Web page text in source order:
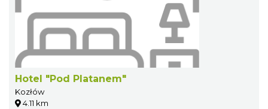
Hotel "Pod Platanem"
Kozłów
4.11 km